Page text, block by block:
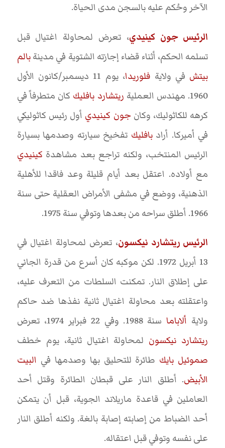
الآخر وحُكم عليه بالسجن مدى الحياة.
الرئيس جون كينيدي، تعرض لمحاولة اغتيال قبل
تسلمه الحكم، أثناء قضاء إجازته الشتوية في مدينةبالم
بيتش في ولاية فلوريدا
، يوم 11 ديسمبر/كانون الأول
1960. مهندس العملية
ريتشارد بافليك كان متطرفاً في
كرهه للكاثوليك، وكانجون كينيدي أول رئيس كاثوليكي
في أميركا. أرادبافليك تفخيخ سيارته وصدمها بسيارة
الرئيس المنتخب، ولكنه تراجع بعد مشاهدة كينيدي
مع أولاده. اعتقل بعد أيام قليلة وعد فاقدا للأهلية
الذهنية، ووضع في مشفى الأمراض العقلية حتى سنة
1966. أطلق سراحه من بعدها وتوفي سنة 1975.
الرئيس ريتشارد نيكسون، تعرض لمحاولة اغتيال في
13 أبريل 1972. لكن موكبه كان أسرع من قدرة الجاني
على إطلاق النار. تمكنت السلطات من التعرف عليه،
واعتقلته بعد محاولة اغتيال ثانية نفذها ضد حاكم
ولاية ألاباماسنة 1988. وفي 22 فبراير 1974، تعرض
ريتشارد نيكسون لمحاولة اغتيال ثانية، يوم خطف
صموئيل بايك طائرة للتحليق بها وصدمها في البيت
الأبيض. أطلق النار على قبطان الطائرة وقتل أحد
العاملين في قاعدة ماريلاند الجوية، قبل أن يتمكن
أحد الضباط من إصابته إصابة بالغة. ولكنه أطلق النار
على نفسه وتوفي قبل اعتقاله.